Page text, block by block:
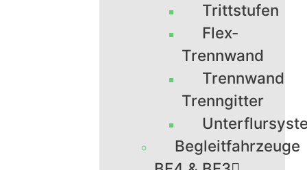
Trittstufen
Flex-
Trennwand
Trennwand
Trenngitter
Begleitfahrzeuge